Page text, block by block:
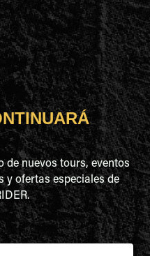
de nuevos tours, eventos
y ofertas especiales de